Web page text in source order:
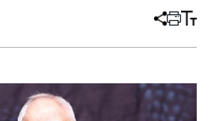
分
章
打 调
小